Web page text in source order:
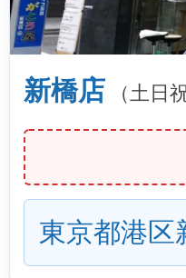
新橋店 （土日
東京都港区